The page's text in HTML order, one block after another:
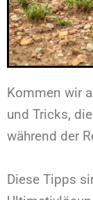
Kommen wir
und Tricks,
während der
Diese Tipps